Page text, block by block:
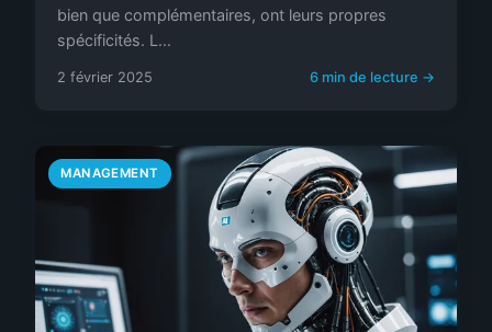
bien que complémentaires, ont leurs propres
spécificités. L...
2 février 2025 6 min de lecture →
MANAGEMENT